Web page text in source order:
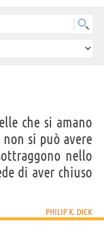
che si amano
si può avere
nello
di aver chiuso
PHILIP K. DICK